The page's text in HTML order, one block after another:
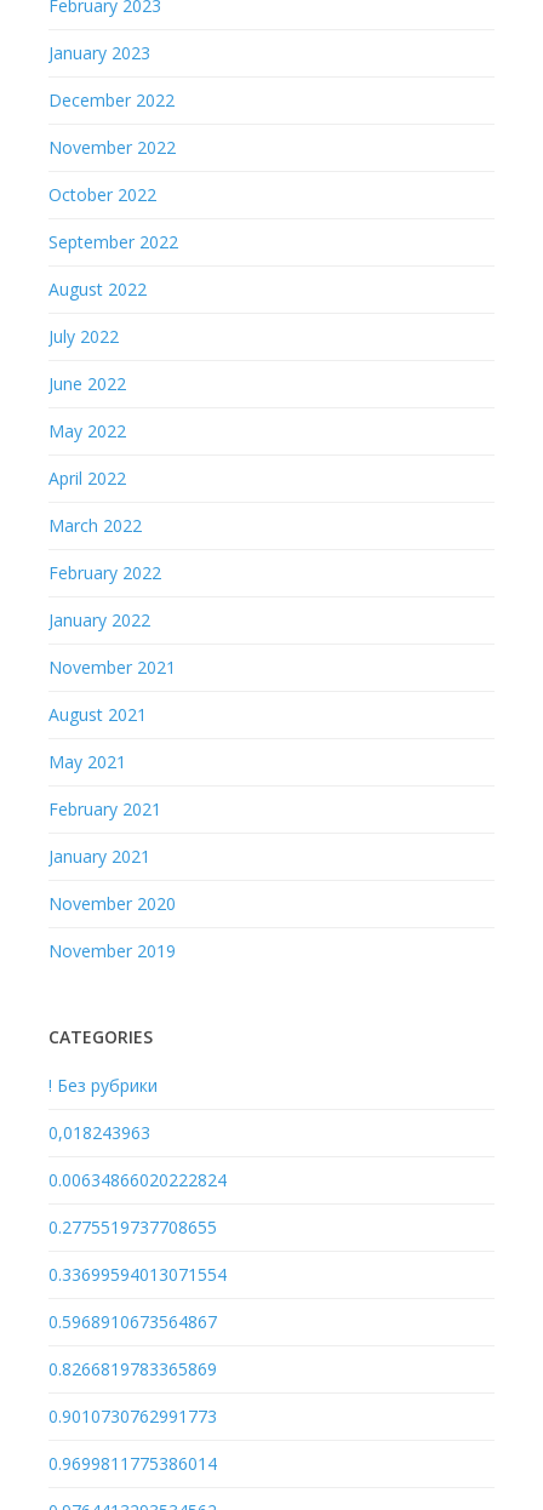
February 2023
January 2023
December 2022
November 2022
October 2022
September 2022
August 2022
July 2022
June 2022
May 2022
April 2022
March 2022
February 2022
January 2022
November 2021
August 2021
May 2021
February 2021
January 2021
November 2020
November 2019
CATEGORIES
! Без рубрики
0,018243963
0.00634866020222824
0.2775519737708655
0.33699594013071554
0.5968910673564867
0.8266819783365869
0.9010730762991773
0.9699811775386014